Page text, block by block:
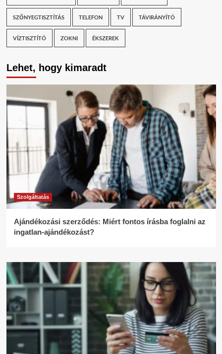
SZŐNYEGTISZTÍTÁS TELEFON TV TÁVIRÁNYÍTÓ
VÍZTISZTÍTÓ ZOKNI ÉKSZEREK
Lehet, hogy kimaradt
Szolgáltatás
Ajándékozási szerződés: Miért fontos írásba foglalni az
ingatlan-ajándékozást?